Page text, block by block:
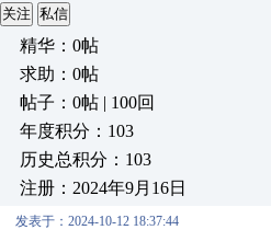
关注 私信
精华：0帖
求助：0帖
帖子：0帖 | 100回
年度积分：103
历史总积分：103
注册：2024年9月16日
发表于：2024-10-12 18:37:44